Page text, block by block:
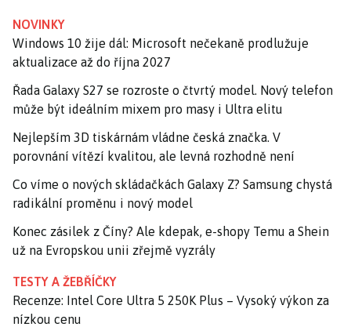
NOVINKY
Windows 10 žije dál: Microsoft nečekaně prodlužuje
aktualizace až do října 2027
Řada Galaxy S27 se rozroste o čtvrtý model. Nový telefon
může být ideálním mixem pro masy i Ultra elitu
Nejlepším 3D tiskárnám vládne česká značka. V
porovnání vítězí kvalitou, ale levná rozhodně není
Co víme o nových skládačkách Galaxy Z? Samsung chystá
radikální proměnu i nový model
Konec zásilek z Číny? Ale kdepak, e-shopy Temu a Shein
už na Evropskou unii zřejmě vyzrály
TESTY A ŽEBŘÍČKY
Recenze: Intel Core Ultra 5 250K Plus – Vysoký výkon za
nízkou cenu